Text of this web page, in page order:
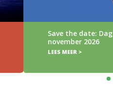
Save the date: Dag van de